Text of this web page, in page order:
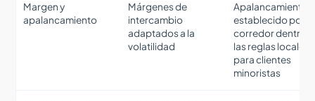
Margen y
apalancamiento
Márgenes de
intercambio
adaptados a la
volatilidad
Apalancamiento
establecido por el
corredor dentro
las reglas locales
para clientes
minoristas